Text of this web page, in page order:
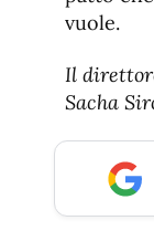
vuole.
Il
Sacha